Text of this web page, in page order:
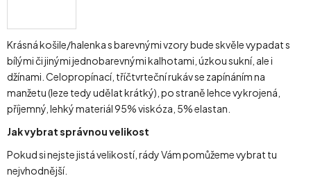
Krásná košile/halenka s barevnými vzory bude skvěle vypadat s
bílými či jinými jednobarevnými kalhotami, úzkou sukní, ale i
džínami. Celopropínací, tříčtvrteční rukáv se zapínáním na
manžetu (leze tedy udělat krátký), po straně lehce vykrojená,
příjemný, lehký materiál 95% viskóza, 5% elastan.
Jak vybrat správnou velikost
Pokud si nejste jistá velikostí, rády Vám pomůžeme vybrat tu
nejvhodnější.